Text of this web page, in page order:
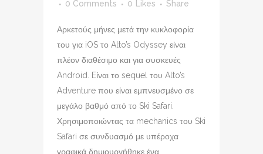
0 Comments
0 Likes Share
Αρκετούς μήνες μετά την κυκλοφορία
του για iOS το Alto’s Odyssey είναι
πλέον διαθέσιμο και για συσκευές
Android. Eίναι το sequel του Alto’s
Adventure που είναι εμπνευσμένο σε
μεγάλο βαθμό από το Ski Safari.
Χρησιμοποιώντας τα mechanics του Ski
Safari σε συνδυασμό με υπέροχα
γραφικά δημιουργήθηκε ένα